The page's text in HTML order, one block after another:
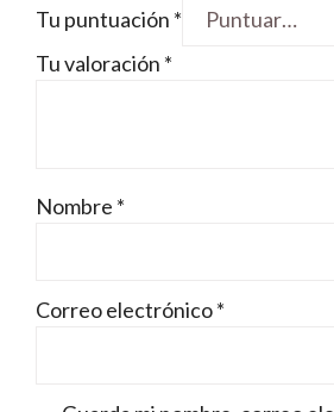
Tu puntuación *
Tu valoración *
Nombre *
Correo electrónico*